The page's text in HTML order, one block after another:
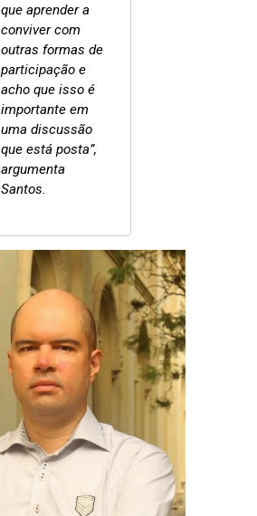
que aprender a
conviver com
outras formas de
participação e
acho que isso é
importante em
uma discussão
que está posta”,
argumenta
Santos.